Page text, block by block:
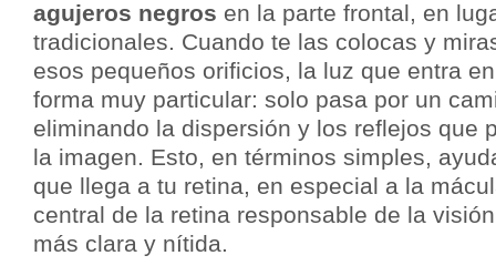
agujeros negros en la parte frontal, en
tradicionales. Cuando te las colocas y
esos pequeños orificios, la luz que entra
forma muy particular: solo pasa por un
eliminando la dispersión y los reflejos que
la imagen. Esto, en términos simples,
que llega a tu retina, en especial a la
central de la retina responsable de la
más clara y nítida.